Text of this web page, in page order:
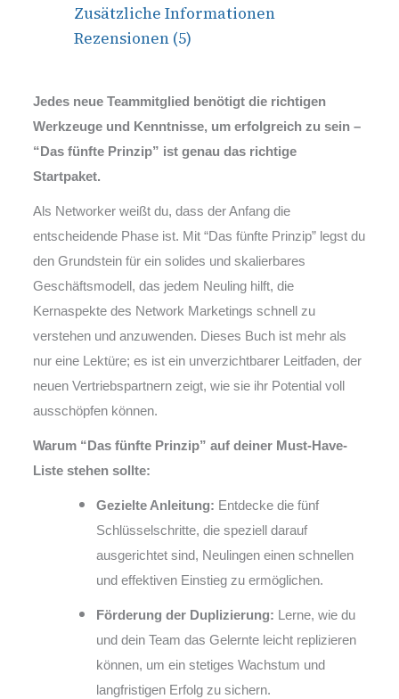
Zusätzliche Informationen
Rezensionen (5)
Jedes neue Teammitglied benötigt die richtigen
Werkzeuge und Kenntnisse, um erfolgreich zu sein –
“Das fünfte Prinzip” ist genau das richtige
Startpaket.
Als Networker weißt du, dass der Anfang die
entscheidende Phase ist. Mit “Das fünfte Prinzip” legst du
den Grundstein für ein solides und skalierbares
Geschäftsmodell, das jedem Neuling hilft, die
Kernaspekte des Network Marketings schnell zu
verstehen und anzuwenden. Dieses Buch ist mehr als
nur eine Lektüre; es ist ein unverzichtbarer Leitfaden, der
neuen Vertriebspartnern zeigt, wie sie ihr Potential voll
ausschöpfen können.
Warum “Das fünfte Prinzip” auf deiner Must-Have-
Liste stehen sollte:
Gezielte Anleitung: Entdecke die fünf
Schlüsselschritte, die speziell darauf
ausgerichtet sind, Neulingen einen schnellen
und effektiven Einstieg zu ermöglichen.
Förderung der Duplizierung: Lerne, wie du
und dein Team das Gelernte leicht replizieren
können, um ein stetiges Wachstum und
langfristigen Erfolg zu sichern.